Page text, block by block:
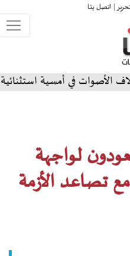
|اتصل بنا
استثنائية على المسرح
لواجهة
تصاعد الأزمة